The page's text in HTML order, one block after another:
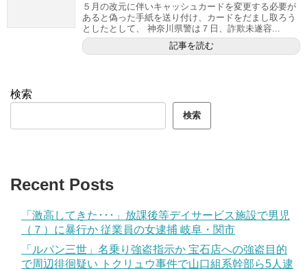
５月の改元に伴いキャッシュカードを変更する必要が
あると偽った手紙を送り付け、カードをだまし取ろう
としたとして、 神奈川県警は７日、詐欺未遂容...
記事を読む
検索
検索
Recent Posts
「激高してきた･･･」放課後等デイサービス施設で男児
（７）に暴行か 従業員の女逮捕 岐阜・関市
「ルパン三世」名乗り強盗指示か 宝石店への強盗目的
で周辺徘徊疑い トクリュウ事件で山口組系幹部ら5人逮